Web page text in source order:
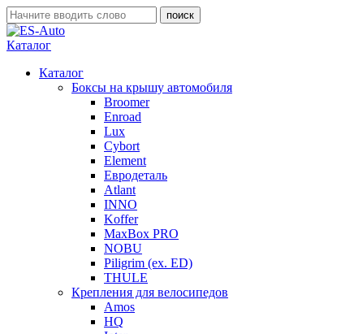
Каталог
Каталог
Боксы на крышу автомобиля
Broomer
Enroad
Lux
Cybort
Element
Евродеталь
Atlant
INNO
Koffer
MaxBox PRO
NOBU
Piligrim (ex. ED)
THULE
Крепления для велосипедов
Amos
HQ